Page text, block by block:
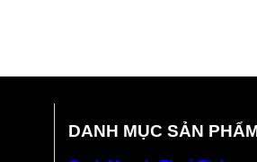
DANH MỤC SẢN